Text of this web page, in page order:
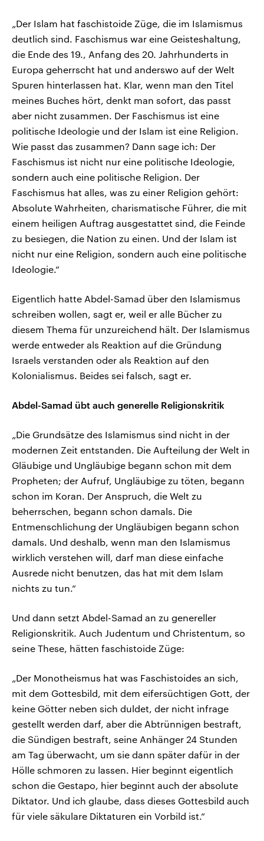
„Der Islam hat faschistoide Züge, die im Islamismus
deutlich sind. Faschismus war eine Geisteshaltung,
die Ende des 19., Anfang des 20. Jahrhunderts in
Europa geherrscht hat und anderswo auf der Welt
Spuren hinterlassen hat. Klar, wenn man den Titel
meines Buches hört, denkt man sofort, das passt
aber nicht zusammen. Der Faschismus ist eine
politische Ideologie und der Islam ist eine Religion.
Wie passt das zusammen? Dann sage ich: Der
Faschismus ist nicht nur eine politische Ideologie,
sondern auch eine politische Religion. Der
Faschismus hat alles, was zu einer Religion gehört:
Absolute Wahrheiten, charismatische Führer, die mit
einem heiligen Auftrag ausgestattet sind, die Feinde
zu besiegen, die Nation zu einen. Und der Islam ist
nicht nur eine Religion, sondern auch eine politische
Ideologie.“
Eigentlich hatte Abdel-Samad über den Islamismus
schreiben wollen, sagt er, weil er alle Bücher zu
diesem Thema für unzureichend hält. Der Islamismus
werde entweder als Reaktion auf die Gründung
Israels verstanden oder als Reaktion auf den
Kolonialismus. Beides sei falsch, sagt er.
Abdel-Samad übt auch generelle Religionskritik
„Die Grundsätze des Islamismus sind nicht in der
modernen Zeit entstanden. Die Aufteilung der Welt in
Gläubige und Ungläubige begann schon mit dem
Propheten; der Aufruf, Ungläubige zu töten, begann
schon im Koran. Der Anspruch, die Welt zu
beherrschen, begann schon damals. Die
Entmenschlichung der Ungläubigen begann schon
damals. Und deshalb, wenn man den Islamismus
wirklich verstehen will, darf man diese einfache
Ausrede nicht benutzen, das hat mit dem Islam
nichts zu tun.“
Und dann setzt Abdel-Samad an zu genereller
Religionskritik. Auch Judentum und Christentum, so
seine These, hätten faschistoide Züge:
„Der Monotheismus hat was Faschistoides an sich,
mit dem Gottesbild, mit dem eifersüchtigen Gott, der
keine Götter neben sich duldet, der nicht infrage
gestellt werden darf, aber die Abtrünnigen bestraft,
die Sündigen bestraft, seine Anhänger 24 Stunden
am Tag überwacht, um sie dann später dafür in der
Hölle schmoren zu lassen. Hier beginnt eigentlich
schon die Gestapo, hier beginnt auch der absolute
Diktator. Und ich glaube, dass dieses Gottesbild auch
für viele säkulare Diktaturen ein Vorbild ist.“